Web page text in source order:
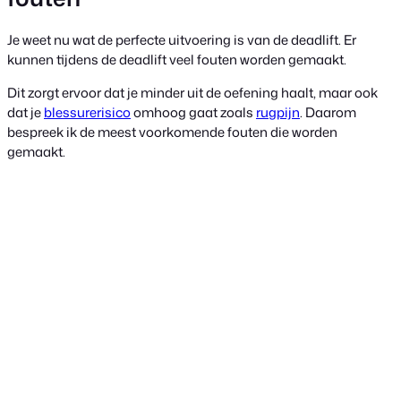
Je weet nu wat de perfecte uitvoering is van de deadlift. Er
kunnen tijdens de deadlift veel fouten worden gemaakt.
Dit zorgt ervoor dat je minder uit de oefening haalt, maar ook
dat jeblessurerisicoomhoog gaat zoals rugpijn. Daarom
bespreek ik de meest voorkomende fouten die worden
gemaakt.